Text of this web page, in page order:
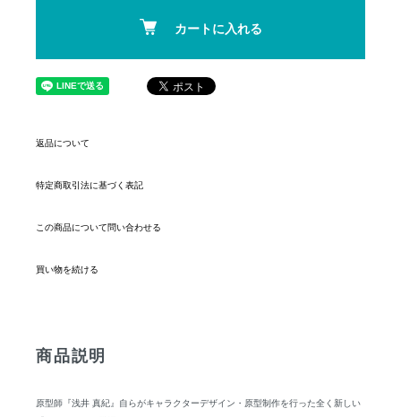
カートに入れる
返品について
特定商取引法に基づく表記
この商品について問い合わせる
買い物を続ける
商品説明
原型師『浅井 真紀』自らがキャラクターデザイン・原型制作を行った全く新しい